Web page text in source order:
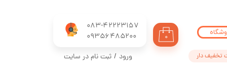
083-42223157
​​​​​​​09356485200
۰
ورود / ثبت نام در سایت تخفیف دار